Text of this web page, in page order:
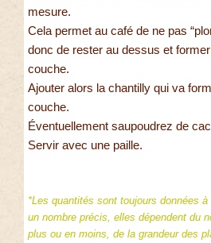
mesure.
Cela permet au café de ne pas
donc de rester au dessus et
couche.
Ajouter alors la chantilly qui va
couche.
Éventuellement saupoudrez de
Servir avec une paille.
*Les quantités sont toujours données
un nombre précis, elles dépendent du
plus ou en moins, de la grandeur des